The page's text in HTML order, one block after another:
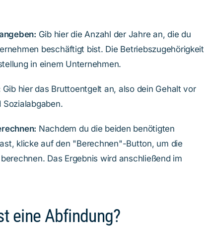
Gib hier die Anzahl der Jahre an, die du
beschäftigt bist. Die Betriebszugehörigkeit
in einem Unternehmen.
Gib hier das Bruttoentgelt an, also dein Gehalt vor
Nachdem du die beiden benötigten
klicke auf den "Berechnen"-Button, um die
Das Ergebnis wird anschließend im
eine Abfindung?